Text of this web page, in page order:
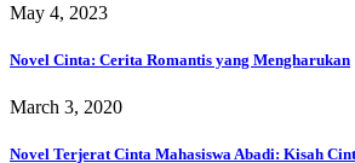
May 4, 2023
Novel Cinta: Cerita Romantis yang Mengharukan
March 3, 2020
Novel Terjerat Cinta Mahasiswa Abadi: Kisah